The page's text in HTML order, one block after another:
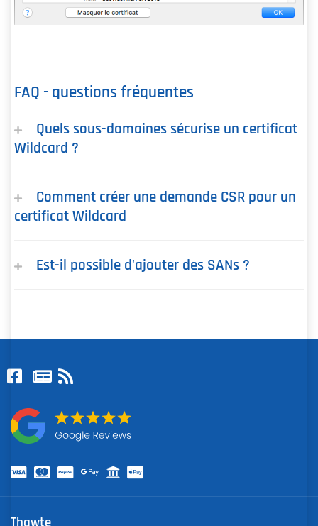
FAQ - questions fréquentes
Quels sous-domaines sécurise un certificat
Wildcard ?
Comment créer une demande CSR pour un
certificat Wildcard
Est-il possible d'ajouter des SANs ?
Thawte